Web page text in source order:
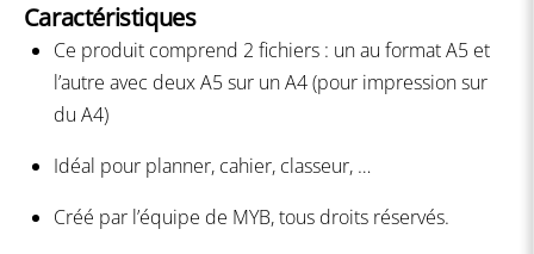
Caractéristiques
Ce produit comprend 2 fichiers : un au format A5 et
l’autre avec deux A5 sur un A4 (pour impression sur
du A4)
Idéal pour planner, cahier, classeur, …
Créé par l’équipe de MYB, tous droits réservés.